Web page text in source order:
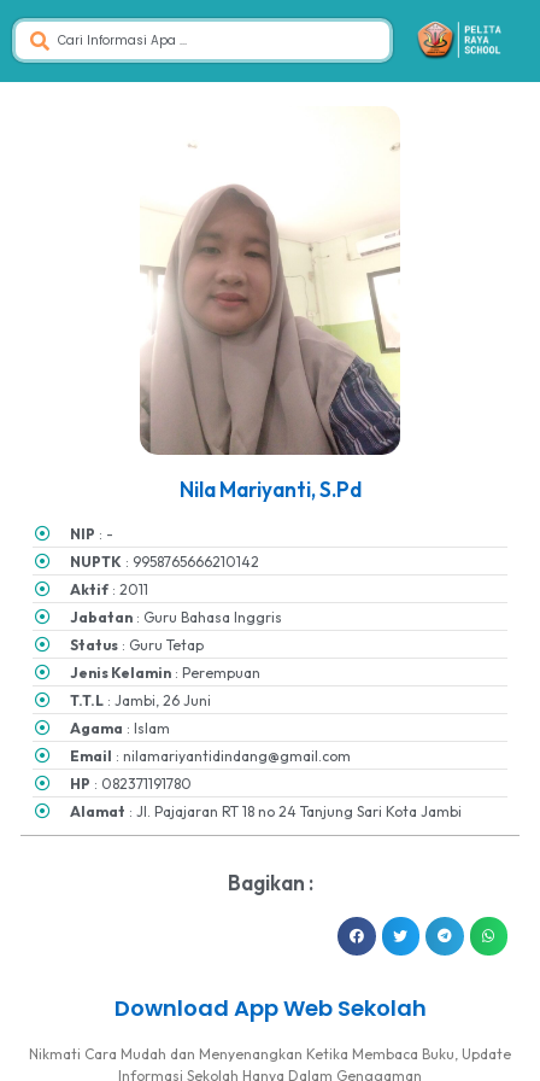
Nila Mariyanti, S.Pd
NIP : -
NUPTK : 9958765666210142
Aktif : 2011
Jabatan : Guru Bahasa Inggris
Status : Guru Tetap
Jenis Kelamin : Perempuan
T.T.L : Jambi, 26 Juni
Agama : Islam
Email : nilamariyantidindang@gmail.com
HP : 082371191780
Alamat : Jl. Pajajaran RT 18 no 24 Tanjung Sari Kota Jambi
Bagikan :
Download App Web Sekolah
Nikmati Cara Mudah dan Menyenangkan Ketika Membaca Buku, Update
Informasi Sekolah Hanya Dalam Genggaman